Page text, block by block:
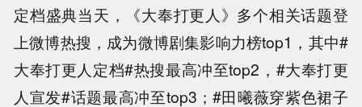
定档盛典当天，《大奉打更人》多个相关话题登
上微博热搜，成为微博剧集影响力榜top1，其中#
大奉打更人定档#热搜最高冲至top2，#大奉打更
人宣发#话题最高冲至top3；#田曦薇穿紫色裙子